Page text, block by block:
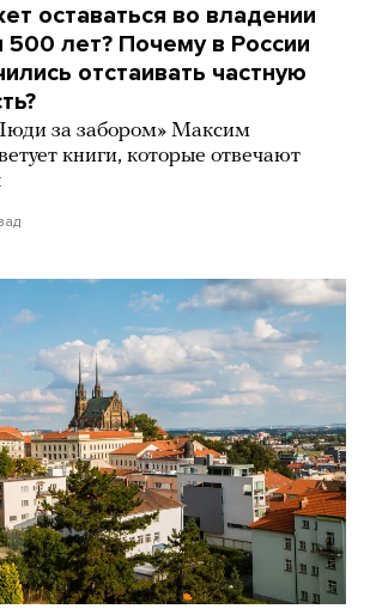
оставаться во владении
500 лет? Почему в России
отстаивать частную
за забором» Максим
книги, которые отвечают